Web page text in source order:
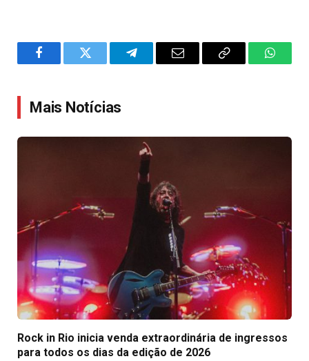
FacebookTwitter TelegramEmail
Copy
Mais Notícias
Rock in Rio inicia venda extraordinária de ingressos
para todos os dias da edição de 2026